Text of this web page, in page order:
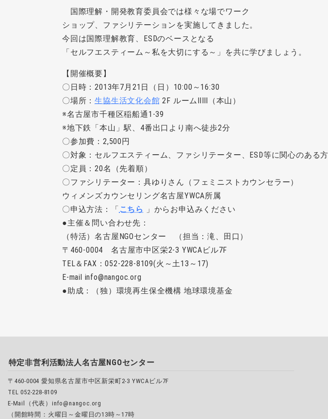
国際理解・開発教育委員会では様々な場でワーク
ショップ、ファシリテーションを実施してきました。
今回は国際理解教育、ESDのベースとなる
「セルフエスティーム～私を大切にする～」を共に学びましょう。
【開催概要】
〇日時：2013年7月21日（日）10:00～16:30
〇場所：生協生活文化会館 2F ルームⅡⅢ（本山）
※名古屋市千種区稲船通1-39
※地下鉄「本山」駅、4番出口より南へ徒歩2分
〇参加費：2,500円
〇対象：セルフエスティーム、ファシリテーター、ESD等に関心のある方
〇定員：20名（先着順）
〇ファシリテーター：具ゆりさん（フェミニストカウンセラー）
ウィメンズカウンセリング名古屋YWCA所属
〇申込方法：「 こちら
」からお申込みください
●主催＆問い合わせ先：
（特活）名古屋NGOセンター （担当：滝、田口）
〒460-0004 名古屋市中区栄2-3 YWCAビル7F
TEL＆FAX：052-228-8109(火～土13～17)
E-mail info@nangoc.org
●助成：（独）環境再生保全機構 地球環境基金
特定非営利活動法人名古屋NGOセンター
〒460-0004 愛知県名古屋市中区新栄町2-3 YWCAビル7F
TEL 052-228-8109
E-Mail（代表）info@nangoc.org
（開館時間：火曜日～金曜日の13時～17時